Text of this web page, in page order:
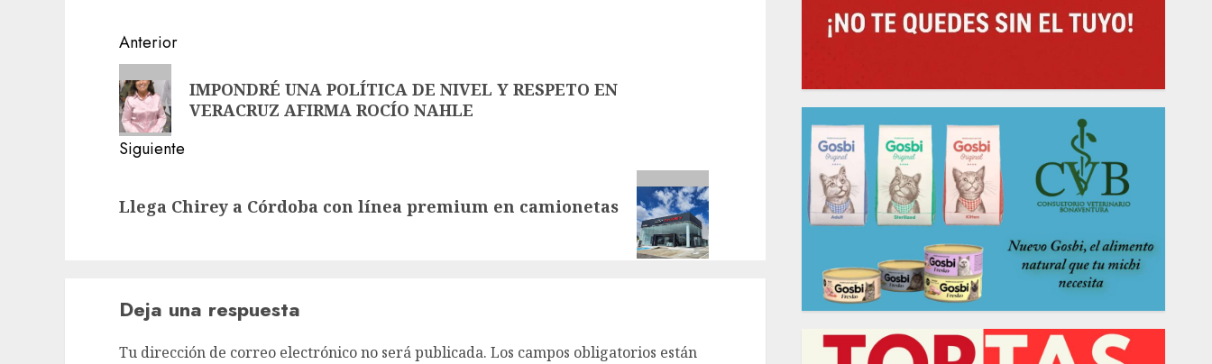
Navegación
de
entradas
Anterior
Entrada
anterior:
IMPONDRÉ UNA POLÍTICA DE NIVEL Y RESPETO EN
VERACRUZ AFIRMA ROCÍO NAHLE
Siguiente
entrada:
Llega Chirey a Córdoba con línea premium en camionetas
Deja una respuesta
Tu dirección de correo electrónico no será publicada. Los campos obligatorios están